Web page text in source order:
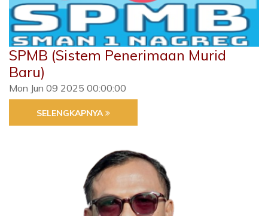
SPMB (Sistem Penerimaan Murid
Baru)
Mon Jun 09 2025 00:00:00
SELENGKAPNYA